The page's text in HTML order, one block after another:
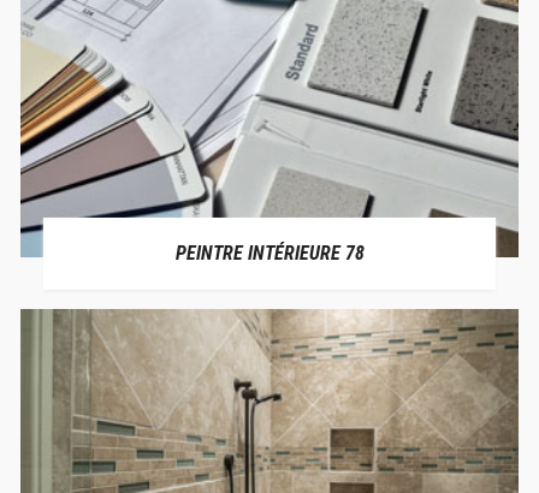
PEINTRE INTÉRIEURE 78